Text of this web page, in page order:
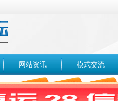
网站资讯 模式交流